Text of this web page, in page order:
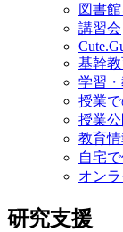
図書
講習会
基幹
学習
授業で
授業
教育
自宅
オン
研究支援